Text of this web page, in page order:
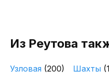
Из Реутова
Узловая (200) Шахты